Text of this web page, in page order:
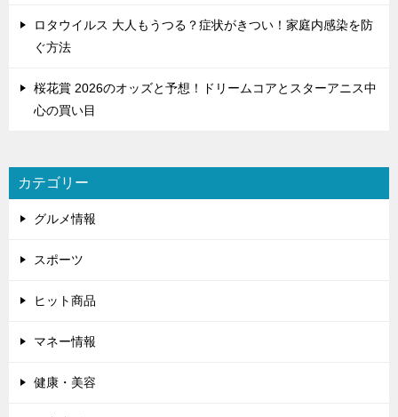
ロタウイルス 大人もうつる？症状がきつい！家庭内感染を防
ぐ方法
桜花賞 2026のオッズと予想！ドリームコアとスターアニス中
心の買い目
カテゴリー
グルメ情報
スポーツ
ヒット商品
マネー情報
健康・美容